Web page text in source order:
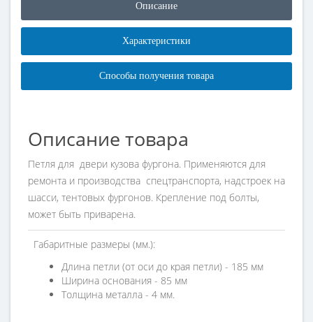
Описание
Характеристики
Способы получения товара
Описание товара
Петля для двери кузова фургона. Применяются для
ремонта и производства спецтранспорта, надстроек на
шасси, тентовых фургонов. Крепление под болты,
может быть приварена.
Габаритные размеры (мм.):
Длина петли (от оси до края петли) - 185 мм
Ширина основания - 85 мм
Толщина металла - 4 мм.